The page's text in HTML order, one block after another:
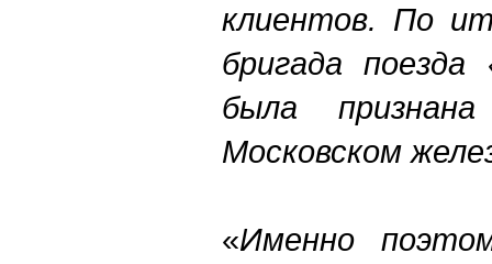
клиентов. По
бригада
была
Московском
«Именно